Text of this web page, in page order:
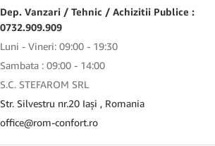
Dep. Vanzari / Tehnic / Achizitii Publice :
0732.909.909
Luni - Vineri: 09:00 - 19:30
Sambata : 09:00 - 14:00
S.C. STEFAROM SRL
Str. Silvestru nr.20 Iaşi , Romania
office@rom-confort.ro